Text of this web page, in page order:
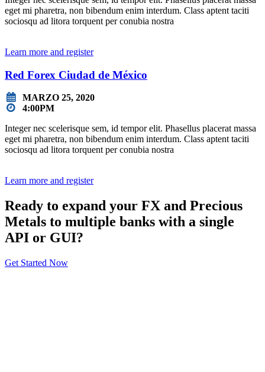
eget mi pharetra, non bibendum enim interdum. Class aptent taciti
sociosqu ad litora torquent per conubia nostra
Learn more and register
Red Forex Ciudad de México
MARZO 25, 2020
4:00PM
Integer nec scelerisque sem, id tempor elit. Phasellus placerat massa
eget mi pharetra, non bibendum enim interdum. Class aptent taciti
sociosqu ad litora torquent per conubia nostra
Learn more and register
Ready to expand your FX and Precious
Metals to multiple banks with a single
API or GUI?
Get Started Now